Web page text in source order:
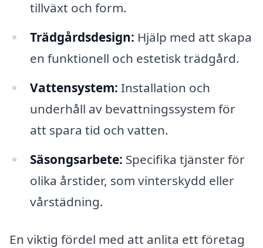
tillväxt och form.
Trädgårdsdesign: Hjälp med att skapa
en funktionell och estetisk trädgård.
Vattensystem: Installation och
underhåll av bevattningssystem för
att spara tid och vatten.
Säsongsarbete: Specifika tjänster för
olika årstider, som vinterskydd eller
vårstädning.
En viktig fördel med att anlita ett företag